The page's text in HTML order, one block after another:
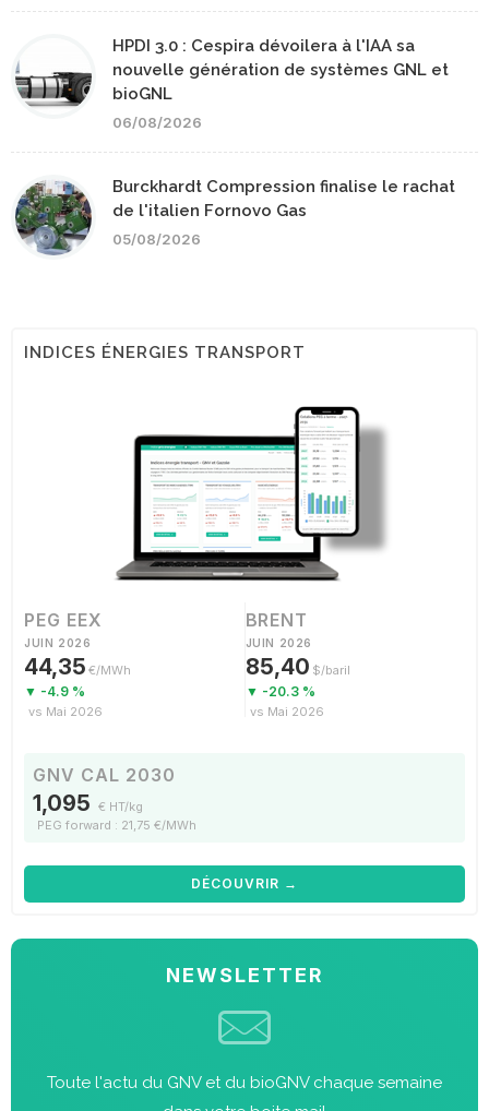
HPDI 3.0 : Cespira dévoilera à l'IAA sa
nouvelle génération de systèmes GNL et
bioGNL
06/08/2026
Burckhardt Compression finalise le rachat
de l'italien Fornovo Gas
05/08/2026
INDICES ÉNERGIES TRANSPORT
PEG EEX
JUIN 2026
44,35 €/MWh
▼ -4.9 %
vs Mai 2026
BRENT
JUIN 2026
85,40 $/baril
▼ -20.3 %
vs Mai 2026
GNV CAL 2030
1,095 € HT/kg
PEG forward : 21,75 €/MWh
DÉCOUVRIR →
NEWSLETTER
Toute l'actu du GNV et du bioGNV chaque semaine